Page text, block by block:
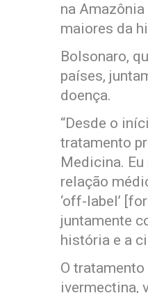
na
maiores da
Bolsonaro,
países,
doença.
“Desde o
tratamento
Medicina.
relação
‘off-label’
juntamente
história e a
O
ivermectina,